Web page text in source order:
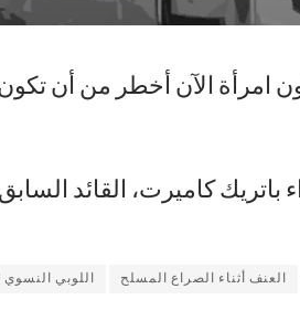
امرأة الآن أخطر من أن
باتريك كاميرت، القائد
العنف أثناء الصراع المسلح اللوبي